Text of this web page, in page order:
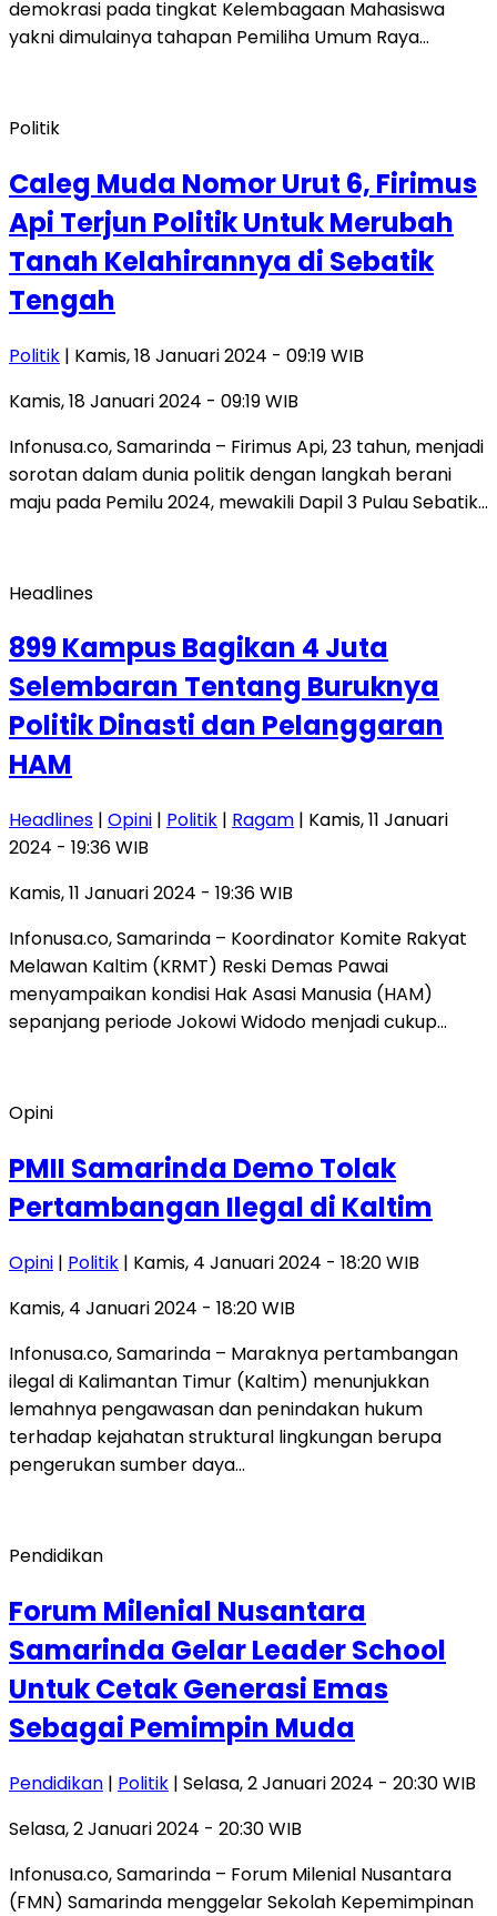
demokrasi pada tingkat Kelembagaan Mahasiswa
yakni dimulainya tahapan Pemiliha Umum Raya…
Politik
Caleg Muda Nomor Urut 6, Firimus
Api Terjun Politik Untuk Merubah
Tanah Kelahirannya di Sebatik
Tengah
Politik | Kamis, 18 Januari 2024 - 09:19 WIB
Kamis, 18 Januari 2024 - 09:19 WIB
Infonusa.co, Samarinda – Firimus Api, 23 tahun, menjadi
sorotan dalam dunia politik dengan langkah berani
maju pada Pemilu 2024, mewakili Dapil 3 Pulau Sebatik…
Headlines
899 Kampus Bagikan 4 Juta
Selembaran Tentang Buruknya
Politik Dinasti dan Pelanggaran
HAM
Headlines | Opini | Politik | Ragam | Kamis, 11 Januari
2024 - 19:36 WIB
Kamis, 11 Januari 2024 - 19:36 WIB
Infonusa.co, Samarinda – Koordinator Komite Rakyat
Melawan Kaltim (KRMT) Reski Demas Pawai
menyampaikan kondisi Hak Asasi Manusia (HAM)
sepanjang periode Jokowi Widodo menjadi cukup…
Opini
PMII Samarinda Demo Tolak
Pertambangan Ilegal di Kaltim
Opini | Politik | Kamis, 4 Januari 2024 - 18:20 WIB
Kamis, 4 Januari 2024 - 18:20 WIB
Infonusa.co, Samarinda – Maraknya pertambangan
ilegal di Kalimantan Timur (Kaltim) menunjukkan
lemahnya pengawasan dan penindakan hukum
terhadap kejahatan struktural lingkungan berupa
pengerukan sumber daya…
Pendidikan
Forum Milenial Nusantara
Samarinda Gelar Leader School
Untuk Cetak Generasi Emas
Sebagai Pemimpin Muda
Pendidikan | Politik | Selasa, 2 Januari 2024 - 20:30 WIB
Selasa, 2 Januari 2024 - 20:30 WIB
Infonusa.co, Samarinda – Forum Milenial Nusantara
(FMN) Samarinda menggelar Sekolah Kepemimpinan